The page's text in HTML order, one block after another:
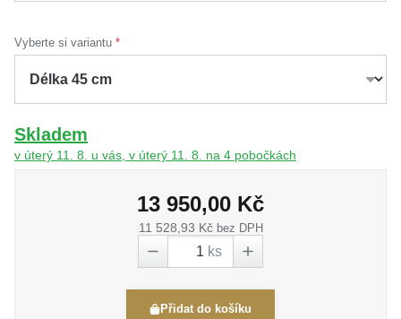
Vyberte si variantu
Skladem
v úterý 11. 8. u vás, v úterý 11. 8. na 4 pobočkách
13 950,00 Kč
11 528,93 Kč bez DPH
ks
Přidat do košíku